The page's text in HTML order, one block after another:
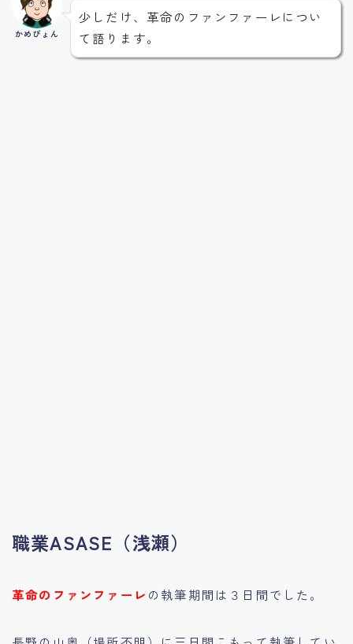
かめぴょん
少しだけ、革命のファンファーレについ
て語ります。
職業ASASE（浅瀬）
革命のファンファーレ の執筆期間は３日間でした。